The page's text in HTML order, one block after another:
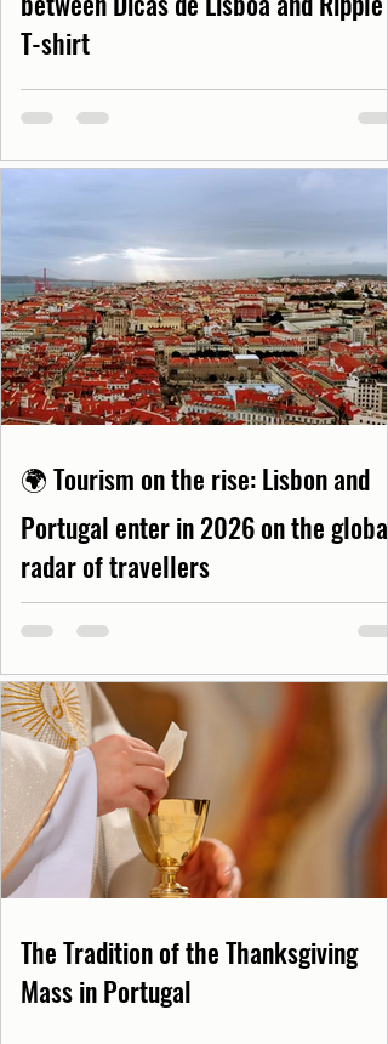
T-shirt
🌍 Tourism on the rise: Lisbon and
Portugal enter in 2026 on the global
radar of travellers
The Tradition of the Thanksgiving
Mass in Portugal